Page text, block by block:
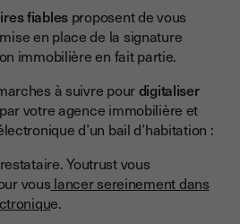
fiables proposent de vous
en place de la signature
immobilière en fait partie.
à suivre pourdigitaliser
par votre agence immobilière et
d’un bail d’habitation :
Youtrust vous
vous lancer sereinement dans
e.